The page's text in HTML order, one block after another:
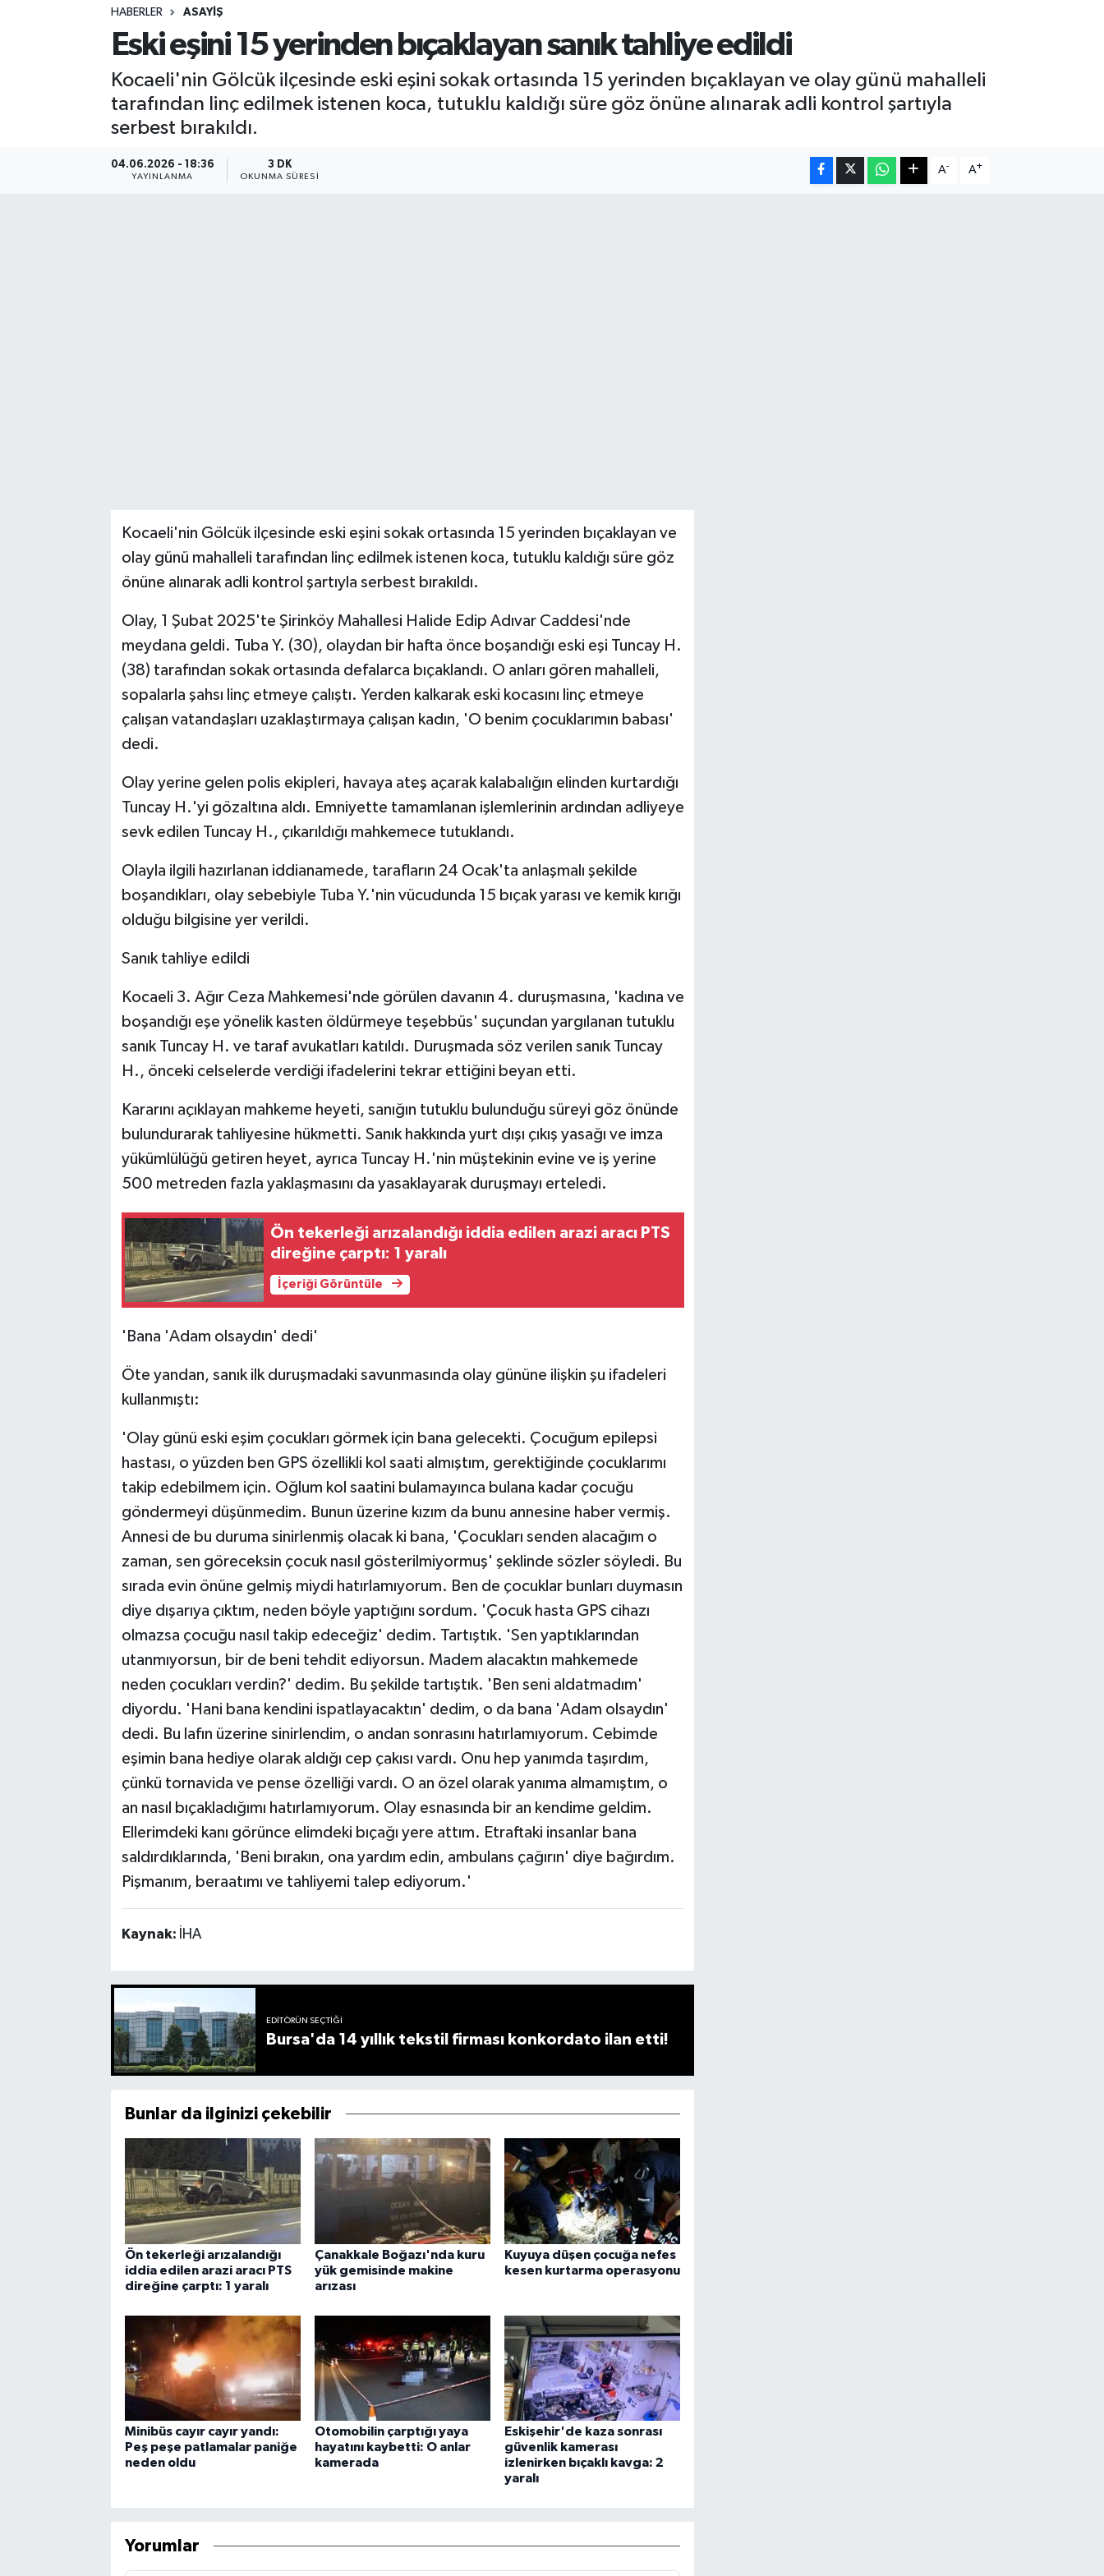
HABERLER ASAYIŞ
Eski eşini 15 yerinden bıçaklayan sanık tahliye edildi
Kocaeli'nin Gölcük ilçesinde eski eşini sokak ortasında 15 yerinden bıçaklayan ve olay günü mahalleli
tarafından linç edilmek istenen koca, tutuklu kaldığı süre göz önüne alınarak adli kontrol şartıyla
serbest bırakıldı.
04.06.2026 - 18:36
YAYINLANMA
3 DK
OKUNMA SÜRESI
A- A+
Kocaeli'nin Gölcük ilçesinde eski eşini sokak ortasında 15 yerinden bıçaklayan ve
olay günü mahalleli tarafından linç edilmek istenen koca, tutuklu kaldığı süre göz
önüne alınarak adli kontrol şartıyla serbest bırakıldı.
Olay, 1 Şubat 2025'te Şirinköy Mahallesi Halide Edip Adıvar Caddesi'nde
meydana geldi. Tuba Y. (30), olaydan bir hafta önce boşandığı eski eşi Tuncay H.
(38) tarafından sokak ortasında defalarca bıçaklandı. O anları gören mahalleli,
sopalarla şahsı linç etmeye çalıştı. Yerden kalkarak eski kocasını linç etmeye
çalışan vatandaşları uzaklaştırmaya çalışan kadın, 'O benim çocuklarımın babası'
dedi.
Olay yerine gelen polis ekipleri, havaya ateş açarak kalabalığın elinden kurtardığı
Tuncay H.'yi gözaltına aldı. Emniyette tamamlanan işlemlerinin ardından adliyeye
sevk edilen Tuncay H., çıkarıldığı mahkemece tutuklandı.
Olayla ilgili hazırlanan iddianamede, tarafların 24 Ocak'ta anlaşmalı şekilde
boşandıkları, olay sebebiyle Tuba Y.'nin vücudunda 15 bıçak yarası ve kemik kırığı
olduğu bilgisine yer verildi.
Sanık tahliye edildi
Kocaeli 3. Ağır Ceza Mahkemesi'nde görülen davanın 4. duruşmasına, 'kadına ve
boşandığı eşe yönelik kasten öldürmeye teşebbüs' suçundan yargılanan tutuklu
sanık Tuncay H. ve taraf avukatları katıldı. Duruşmada söz verilen sanık Tuncay
H., önceki celselerde verdiği ifadelerini tekrar ettiğini beyan etti.
Kararını açıklayan mahkeme heyeti, sanığın tutuklu bulunduğu süreyi göz önünde
bulundurarak tahliyesine hükmetti. Sanık hakkında yurt dışı çıkış yasağı ve imza
yükümlülüğü getiren heyet, ayrıca Tuncay H.'nin müştekinin evine ve iş yerine
500 metreden fazla yaklaşmasını da yasaklayarak duruşmayı erteledi.
Ön tekerleği arızalandığı iddia edilen arazi aracı PTS
direğine çarptı: 1 yaralı
İçeriği Görüntüle
'Bana 'Adam olsaydın' dedi'
Öte yandan, sanık ilk duruşmadaki savunmasında olay gününe ilişkin şu ifadeleri
kullanmıştı:
'Olay günü eski eşim çocukları görmek için bana gelecekti. Çocuğum epilepsi
hastası, o yüzden ben GPS özellikli kol saati almıştım, gerektiğinde çocuklarımı
takip edebilmem için. Oğlum kol saatini bulamayınca bulana kadar çocuğu
göndermeyi düşünmedim. Bunun üzerine kızım da bunu annesine haber vermiş.
Annesi de bu duruma sinirlenmiş olacak ki bana, 'Çocukları senden alacağım o
zaman, sen göreceksin çocuk nasıl gösterilmiyormuş' şeklinde sözler söyledi. Bu
sırada evin önüne gelmiş miydi hatırlamıyorum. Ben de çocuklar bunları duymasın
diye dışarıya çıktım, neden böyle yaptığını sordum. 'Çocuk hasta GPS cihazı
olmazsa çocuğu nasıl takip edeceğiz' dedim. Tartıştık. 'Sen yaptıklarından
utanmıyorsun, bir de beni tehdit ediyorsun. Madem alacaktın mahkemede
neden çocukları verdin?' dedim. Bu şekilde tartıştık. 'Ben seni aldatmadım'
diyordu. 'Hani bana kendini ispatlayacaktın' dedim, o da bana 'Adam olsaydın'
dedi. Bu lafın üzerine sinirlendim, o andan sonrasını hatırlamıyorum. Cebimde
eşimin bana hediye olarak aldığı cep çakısı vardı. Onu hep yanımda taşırdım,
çünkü tornavida ve pense özelliği vardı. O an özel olarak yanıma almamıştım, o
an nasıl bıçakladığımı hatırlamıyorum. Olay esnasında bir an kendime geldim.
Ellerimdeki kanı görünce elimdeki bıçağı yere attım. Etraftaki insanlar bana
saldırdıklarında, 'Beni bırakın, ona yardım edin, ambulans çağırın' diye bağırdım.
Pişmanım, beraatımı ve tahliyemi talep ediyorum.'
Kaynak: İHA
EDITÖRÜN SEÇTIĞI
Bursa'da 14 yıllık tekstil firması konkordato ilan etti!
Bunlar da ilginizi çekebilir
Ön tekerleği arızalandığı
iddia edilen arazi aracı PTS
direğine çarptı: 1 yaralı
Çanakkale Boğazı'nda kuru
yük gemisinde makine
arızası
Kuyuya düşen çocuğa nefes
kesen kurtarma operasyonu
Minibüs cayır cayır yandı:
Peş peşe patlamalar paniğe
neden oldu
Otomobilin çarptığı yaya
hayatını kaybetti: O anlar
kamerada
Eskişehir'de kaza sonrası
güvenlik kamerası
izlenirken bıçaklı kavga: 2
yaralı
Yorumlar